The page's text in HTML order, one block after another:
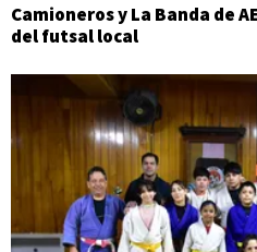
Camioneros y La Banda de
del futsal local